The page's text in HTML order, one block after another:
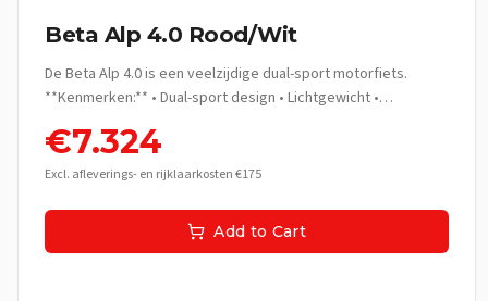
Beta Alp 4.0 Rood/Wit
De Beta Alp 4.0 is een veelzijdige dual-sport motorfiets.
**Kenmerken:** • Dual-sport design • Lichtgewicht •
Specificaties:** • Motor: 1-cilinder 4-takt • Cilinderinhoud:
349cc • Vermogen: 22 kW (30 pk) • Koppel: 30 Nm •
Tankinhoud: 12 L Ideaal voor: On- en off-road avonturen.
€7.324
Excl. afleverings- en rijklaarkosten €175
Add to Cart